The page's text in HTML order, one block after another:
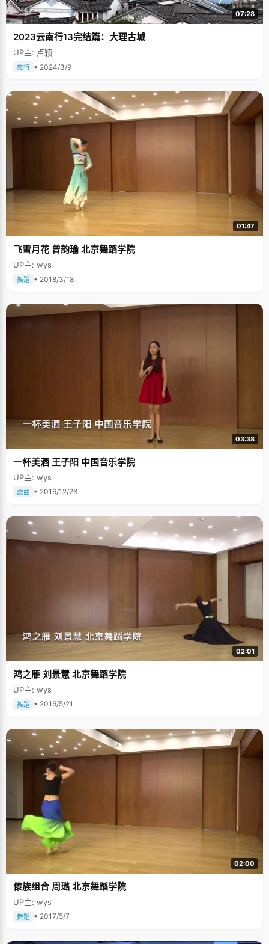
07:28
2023云南行13完结篇：大理古城
UP主: 卢颖
旅行 • 2024/3/9
01:47
飞雪月花 曾韵瑜 北京舞蹈学院
UP主: wys
舞蹈 • 2018/3/18
03:38
一杯美酒 王子阳 中国音乐学院
UP主: wys
歌曲 • 2016/12/28
02:01
鸿之雁 刘景慧 北京舞蹈学院
UP主: wys
舞蹈 • 2016/5/21
02:00
傣族组合 周璐 北京舞蹈学院
UP主: wys
舞蹈 • 2017/5/7